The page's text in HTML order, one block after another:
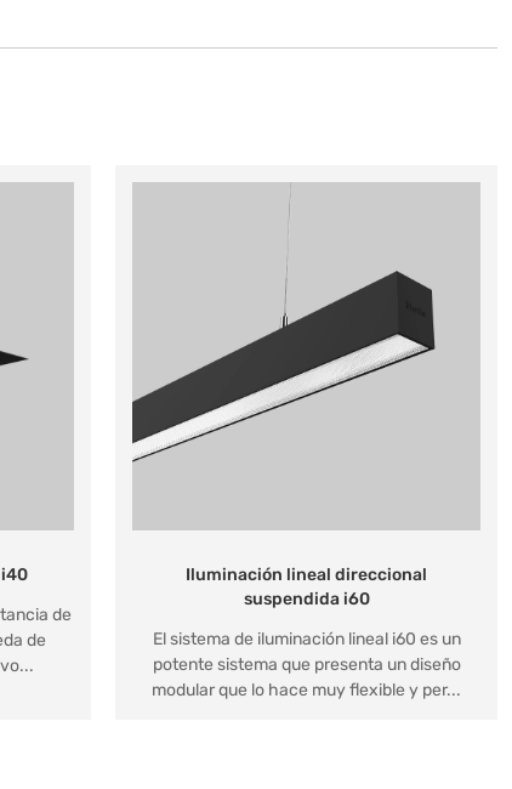
de
de
Iluminación lineal direccional
suspendida i60
El sistema de iluminación lineal i60 es un
potente sistema que presenta un diseño
modular que lo hace muy flexible y per...